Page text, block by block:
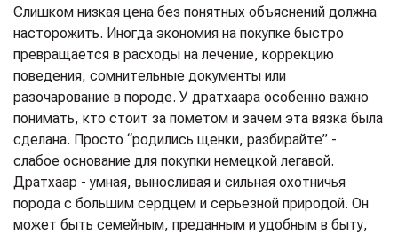
Слишком низкая цена без понятных объяснений должна
насторожить. Иногда экономия на покупке быстро
превращается в расходы на лечение, коррекцию
поведения, сомнительные документы или
разочарование в породе. У дратхаара особенно важно
понимать, кто стоит за пометом и зачем эта вязка была
сделана. Просто “родились щенки, разбирайте” -
слабое основание для покупки немецкой легавой.
Дратхаар - умная, выносливая и сильная охотничья
порода с большим сердцем и серьезной природой. Он
может быть семейным, преданным и удобным в быту,